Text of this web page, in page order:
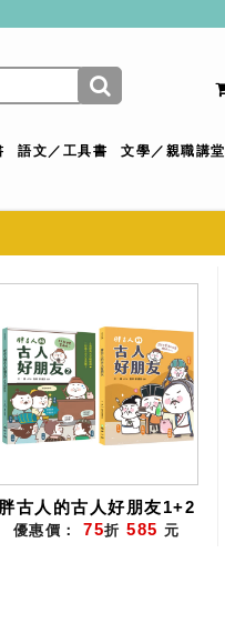
語文／工具書 文學／親職講堂
胖古人的古人好朋友1+2
優惠價： 75折 585 元